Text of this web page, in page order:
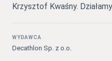
Krzysztof Kwaśny.
WYDAWCA
Decathlon Sp. z o.o.